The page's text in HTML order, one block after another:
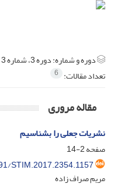
دوره و شماره:دوره 3، شماره 3 - شماره پیاپی 8، آذر 1396، صفحه 1-200
تعداد مقالات: 6
مقاله مروری
نشریات جعلی را بشناسیم
صفحه2-14
STIM.2017.2354.1157
مریم صراف زاده